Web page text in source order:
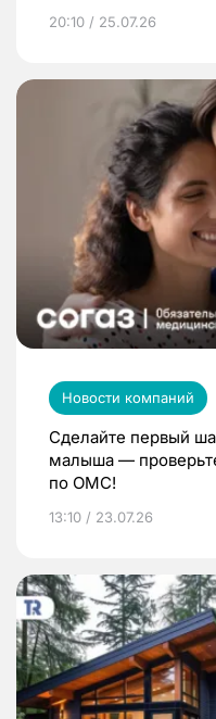
20:10 / 25.07.26
Новости компаний
Сделайте первый
малыша —
по ОМС!
13:10 / 23.07.26